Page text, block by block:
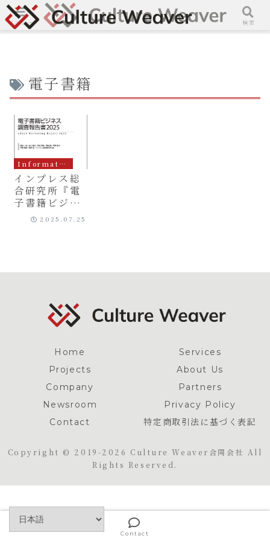
電子書籍
Information
インプレス総
合研究所『電
子書籍ビジネ
ス調査報告書
2025』を共同
2025.07.25
Home
Services
Projects
About Us
Company
Partners
Newsroom
Privacy Policy
Contact
特定商取引法に基づく表記
Copyright © 2019-2026 Culture Weaver合同会社 All
Rights Reserved.
メニュー 検索
Contact